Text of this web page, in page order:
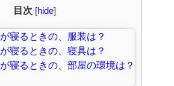
目次 [hide]
寝るときの、服装は？
寝るときの、寝具は？
寝るときの、部屋の環境は？